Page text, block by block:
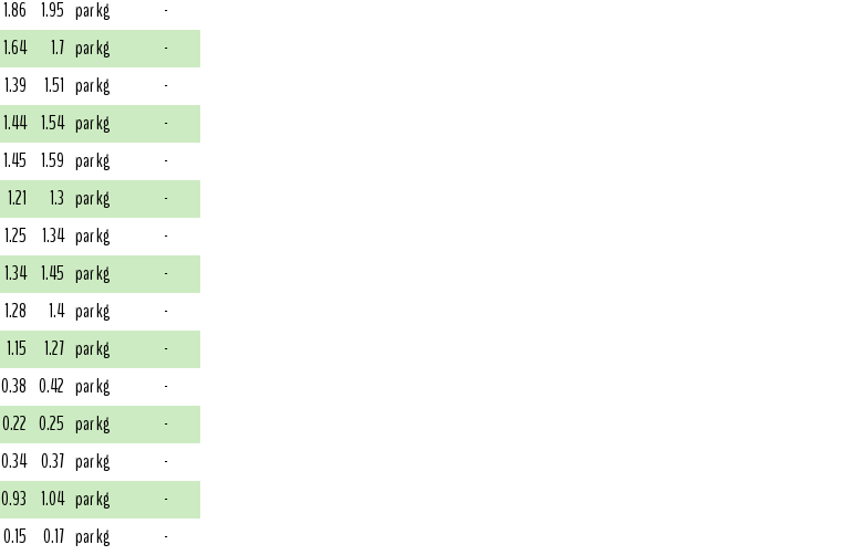
1.86 1.95 par kg
-
1.64 1.7 par kg
-
1.39 1.51 par kg
-
1.44 1.54 par kg
-
1.45 1.59 par kg
-
1.21 1.3 par kg
-
1.25 1.34 par kg
-
1.34 1.45 par kg
-
1.28 1.4 par kg
-
1.15 1.27 par kg
-
0.38 0.42 par kg
-
0.22 0.25 par kg
-
0.34 0.37 par kg
-
0.93 1.04 par kg
-
0.15 0.17 par kg
-